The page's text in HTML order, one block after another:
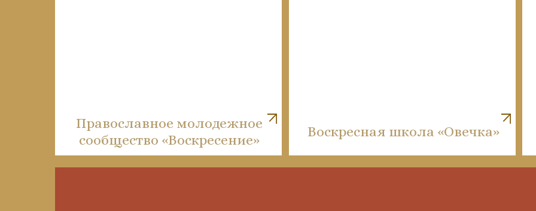
Воскресная школа «Овечка»
Православное молодежное
сообщество «Воскресение»